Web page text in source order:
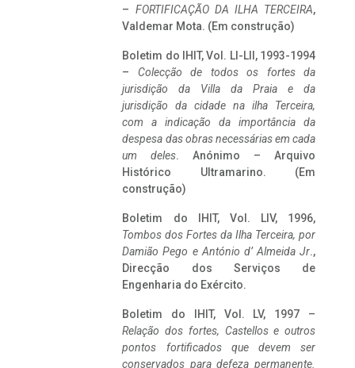
– FORTIFICAÇÃO DA ILHA TERCEIRA,
Valdemar Mota. (Em construção)
Boletim do IHIT, Vol. LI-LII, 1993-1994
– Colecção de todos os fortes da
jurisdição da Villa da Praia e da
jurisdição da cidade na ilha Terceira,
com a indicação da importância da
despesa das obras necessárias em cada
um deles. Anónimo – Arquivo
Histórico Ultramarino. (Em
construção)
Boletim do IHIT, Vol. LIV, 1996,
Tombos dos Fortes da Ilha Terceira, por
Damião Pego e António d’ Almeida Jr.,
Direcção dos Serviços de
Engenharia do Exército.
Boletim do IHIT, Vol. LV, 1997 –
Relação dos fortes, Castellos e outros
pontos fortificados que devem ser
conservados para defeza permanente.